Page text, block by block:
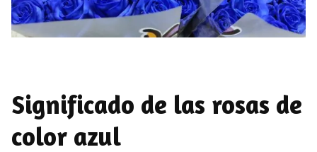
Significado de las rosas de
color azul